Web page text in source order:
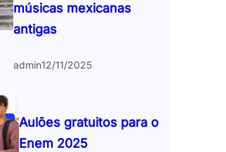
músicas mexicanas
antigas
admin12/11/2025
Aulões gratuitos para o
Enem 2025